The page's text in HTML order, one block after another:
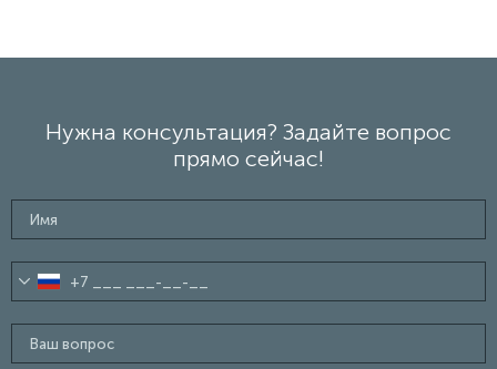
Нужна консультация? Задайте вопрос
прямо сейчас!